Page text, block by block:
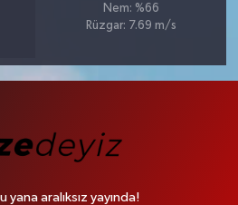
Nem: %66
Rüzgar: 7.69 m/s
aralıksız yayında!